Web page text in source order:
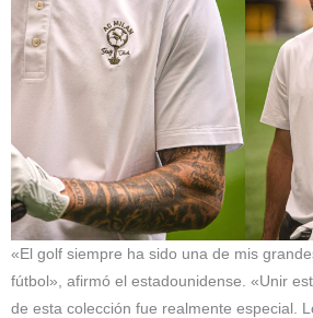
«El golf siempre ha sido una de mis
fútbol», afirmó el estadounidense. «Unir
de esta colección fue realmente especial.